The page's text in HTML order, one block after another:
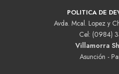
POLITICA DE
Avda. Mcal. Lopez y
Cel: (0984)
Villamorra
Asunción -